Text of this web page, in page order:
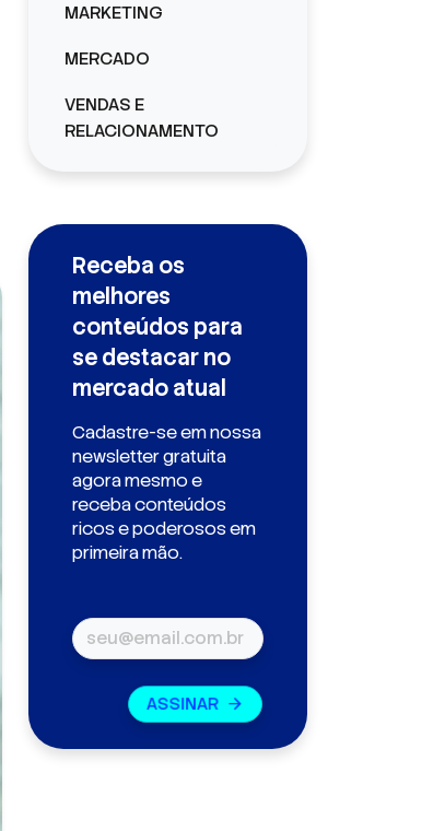
MARKETING
MERCADO
VENDAS E
RELACIONAMENTO
Receba os
melhores
conteúdos para
se destacar no
mercado atual
Cadastre-se em nossa
newsletter gratuita
agora mesmo e
receba conteúdos
ricos e poderosos em
primeira mão.
ASSINAR arrow_forward